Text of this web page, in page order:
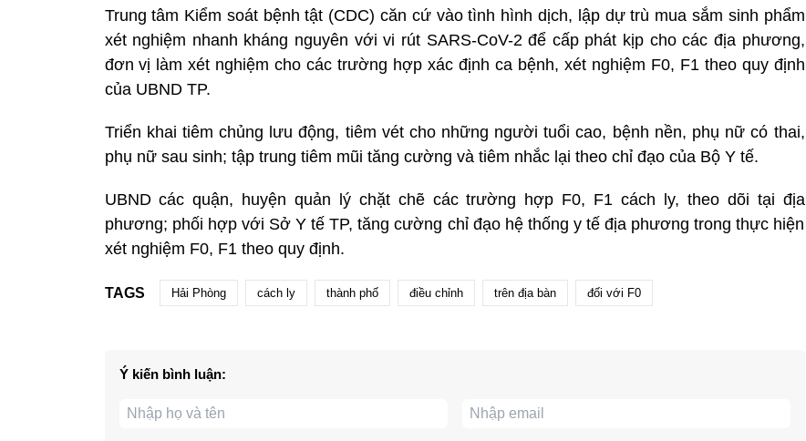
Trung tâm Kiểm soát bệnh tật (CDC) căn cứ vào tình hình dịch, lập dự trù mua sắm sinh phẩm
xét nghiệm nhanh kháng nguyên với vi rút SARS-CoV-2 để cấp phát kịp cho các địa phương,
đơn vị làm xét nghiệm cho các trường hợp xác định ca bệnh, xét nghiệm F0, F1 theo quy định
của UBND TP.
Triển khai tiêm chủng lưu động, tiêm vét cho những người tuổi cao, bệnh nền, phụ nữ có thai,
phụ nữ sau sinh; tập trung tiêm mũi tăng cường và tiêm nhắc lại theo chỉ đạo của Bộ Y tế.
UBND các quận, huyện quản lý chặt chẽ các trường hợp F0, F1 cách ly, theo dõi tại địa
phương; phối hợp với Sở Y tế TP, tăng cường chỉ đạo hệ thống y tế địa phương trong thực hiện
xét nghiệm F0, F1 theo quy định.
TAGS Hải Phòng cách ly thành phố điều chỉnh trên địa bàn đối với F0
Ý kiến bình luận: